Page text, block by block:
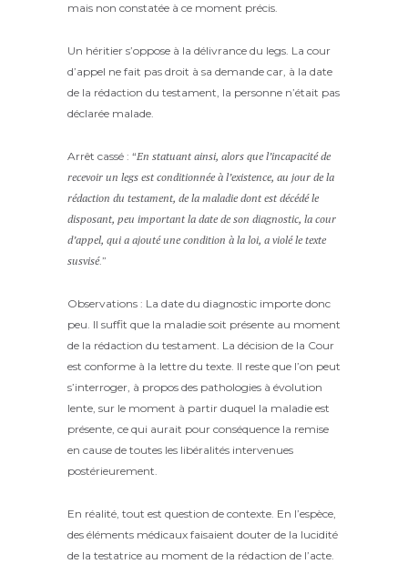
mais non constatée à ce moment précis.
Un héritier s’oppose à la délivrance du legs. La cour
d’appel ne fait pas droit à sa demande car, à la date
de la rédaction du testament, la personne n’était pas
déclarée malade.
Arrêt cassé : “En statuant ainsi, alors que l’incapacité de
recevoir un legs est conditionnée à l’existence, au jour de la
rédaction du testament, de la maladie dont est décédé le
disposant, peu important la date de son diagnostic, la cour
d’appel, qui a ajouté une condition à la loi, a violé le texte
susvisé.”
Observations : La date du diagnostic importe donc
peu. Il suffit que la maladie soit présente au moment
de la rédaction du testament. La décision de la Cour
est conforme à la lettre du texte. Il reste que l’on peut
s’interroger, à propos des pathologies à évolution
lente, sur le moment à partir duquel la maladie est
présente, ce qui aurait pour conséquence la remise
en cause de toutes les libéralités intervenues
postérieurement.
En réalité, tout est question de contexte. En l’espèce,
des éléments médicaux faisaient douter de la lucidité
de la testatrice au moment de la rédaction de l’acte.